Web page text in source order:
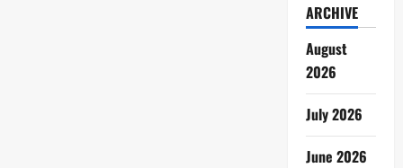
ARCHIVE
August
2026
July 2026
June 2026